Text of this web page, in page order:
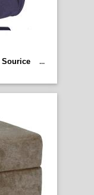
Sourice
...